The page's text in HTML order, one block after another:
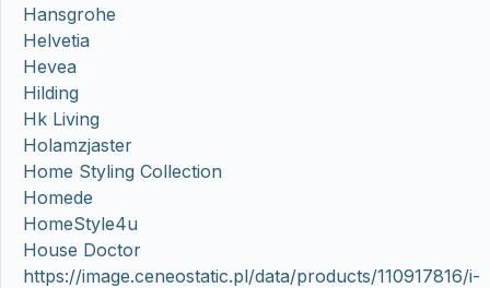
Hansgrohe
Helvetia
Hevea
Hilding
Hk Living
Holamzjaster
Home Styling Collection
Homede
HomeStyle4u
House Doctor
https://image.ceneostatic.pl/data/products/110917816/i-